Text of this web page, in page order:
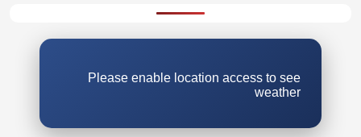
Please enable location access to see
weather